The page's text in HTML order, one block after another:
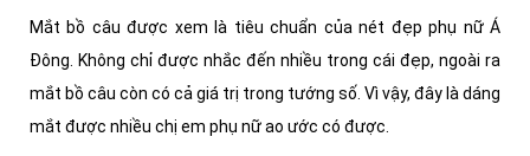
Mắt bồ câu được xem là tiêu chuẩn của nét đẹp phụ nữ Á
Đông. Không chỉ được nhắc đến nhiều trong cái đẹp, ngoài ra
mắt bồ câu còn có cả giá trị trong tướng số. Vì vậy, đây là dáng
mắt được nhiều chị em phụ nữ ao ước có được.